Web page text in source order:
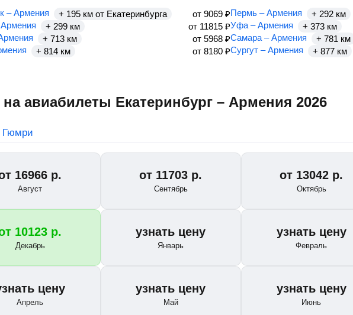
– Армения
+ 195 км от Екатеринбурга от 9069 ₽Пермь – Армения + 292 км
+ 299 км от 11815 ₽Уфа – Армения + 373 км
+ 713 км от 5968 ₽Самара – Армения + 781 км
+ 814 км от 8180 ₽Сургут – Армения + 877 км
авиабилеты Екатеринбург – Армения 2026
Гюмри
16966 р.
Август
от 11703 р.
Сентябрь
от 13042 р.
Октябрь
10123 р.
Декабрь
узнать цену
Январь
узнать цену
Февраль
цену
Апрель
узнать цену
Май
узнать цену
Июнь